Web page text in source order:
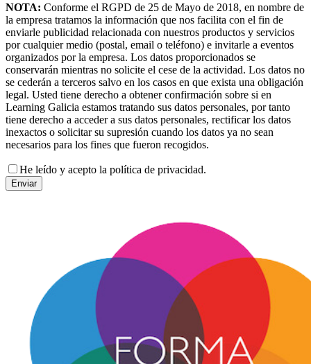
NOTA: Conforme el RGPD de 25 de Mayo de 2018, en nombre de
la empresa tratamos la información que nos facilita con el fin de
enviarle publicidad relacionada con nuestros productos y servicios
por cualquier medio (postal, email o teléfono) e invitarle a eventos
organizados por la empresa. Los datos proporcionados se
conservarán mientras no solicite el cese de la actividad. Los datos no
se cederán a terceros salvo en los casos en que exista una obligación
legal. Usted tiene derecho a obtener confirmación sobre si en
Learning Galicia estamos tratando sus datos personales, por tanto
tiene derecho a acceder a sus datos personales, rectificar los datos
inexactos o solicitar su supresión cuando los datos ya no sean
necesarios para los fines que fueron recogidos.
He leído y acepto la política de privacidad.
Enviar